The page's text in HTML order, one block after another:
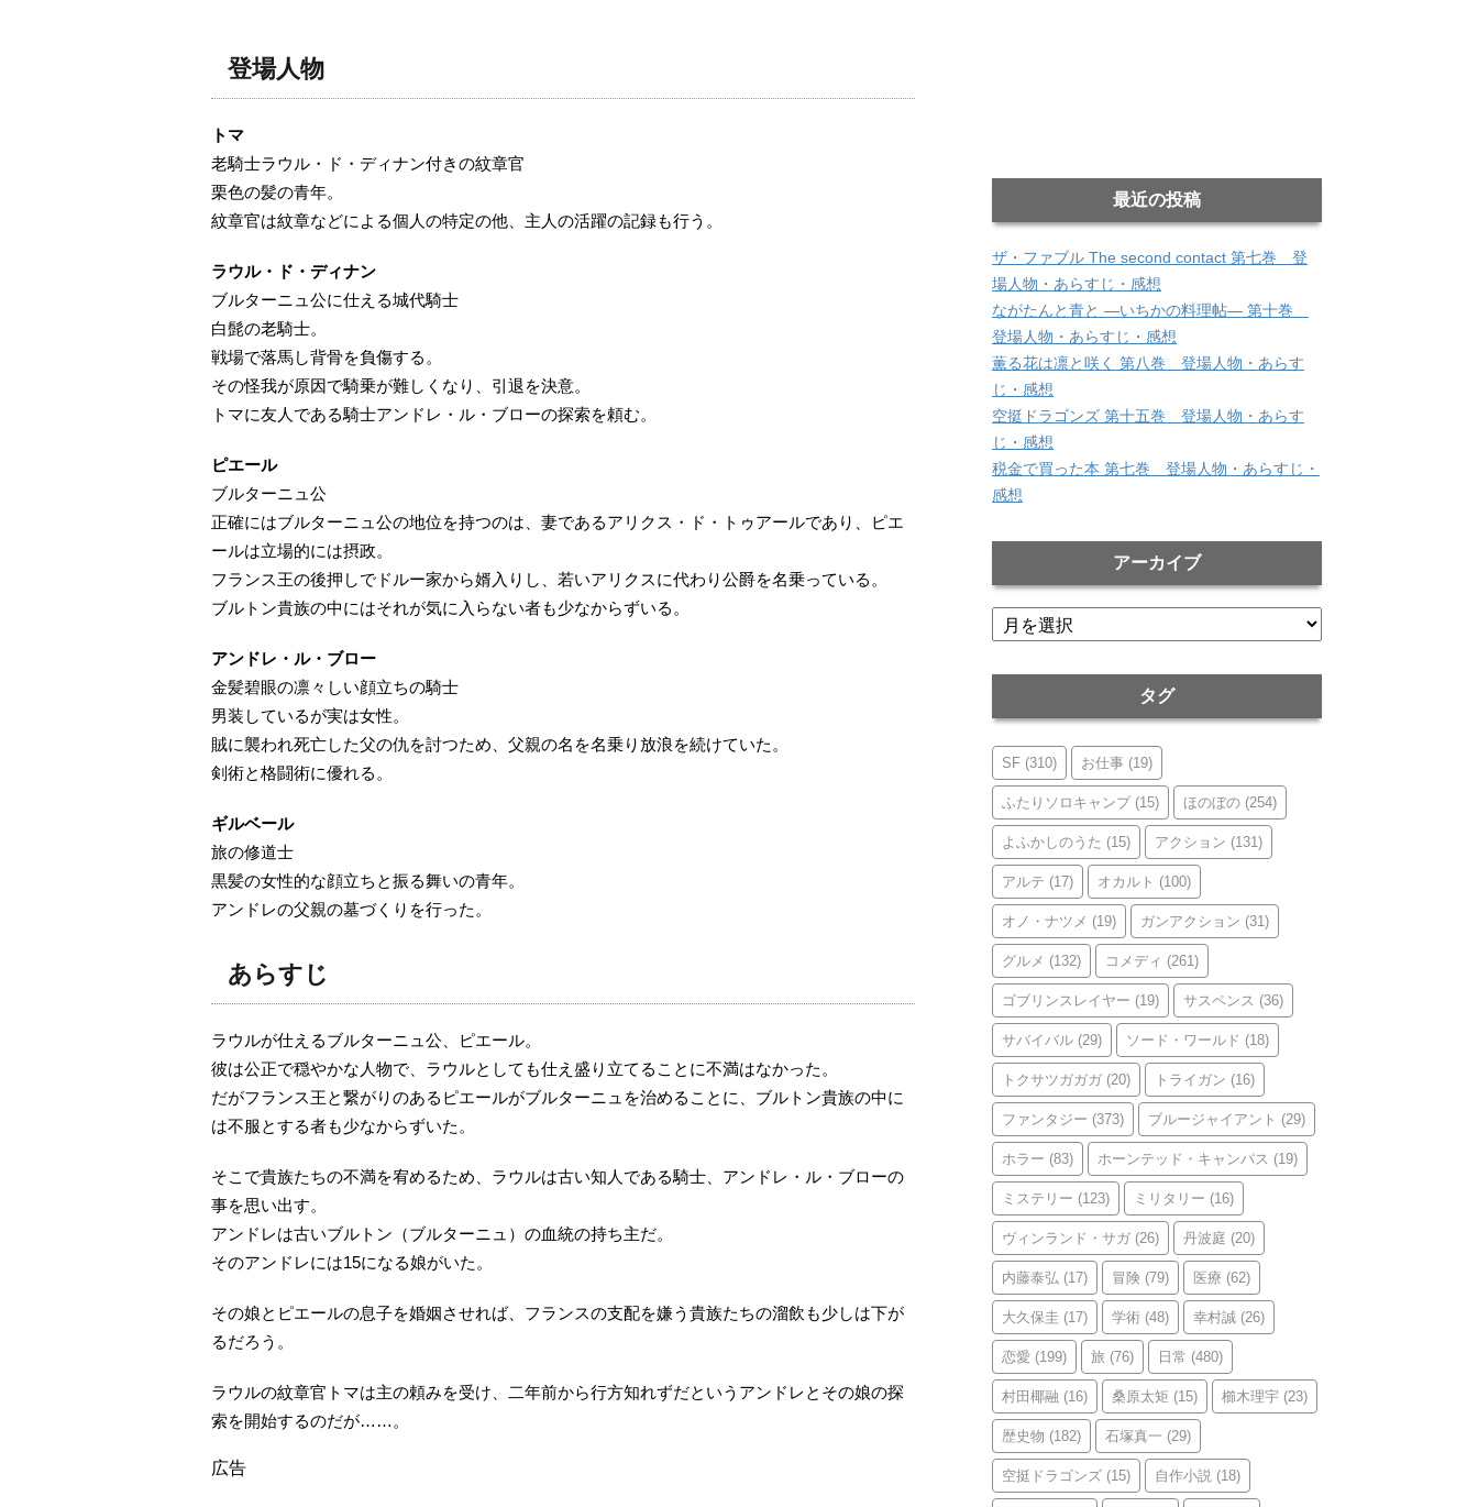
登場人物
トマ
老騎士ラウル・ド・ディナン付きの紋章官
栗色の髪の青年。
紋章官は紋章などによる個人の特定の他、主人の活躍の記録も行う。
ラウル・ド・ディナン
ブルターニュ公に仕える城代騎士
白髭の老騎士。
戦場で落馬し背骨を負傷する。
その怪我が原因で騎乗が難しくなり、引退を決意。
トマに友人である騎士アンドレ・ル・ブローの探索を頼む。
ピエール
ブルターニュ公
正確にはブルターニュ公の地位を持つのは、妻であるアリクス・ド・トゥアールであり、ピエ
ールは立場的には摂政。
フランス王の後押しでドルー家から婿入りし、若いアリクスに代わり公爵を名乗っている。
ブルトン貴族の中にはそれが気に入らない者も少なからずいる。
アンドレ・ル・ブロー
金髪碧眼の凛々しい顔立ちの騎士
男装しているが実は女性。
賊に襲われ死亡した父の仇を討つため、父親の名を名乗り放浪を続けていた。
剣術と格闘術に優れる。
ギルベール
旅の修道士
黒髪の女性的な顔立ちと振る舞いの青年。
アンドレの父親の墓づくりを行った。
あらすじ
ラウルが仕えるブルターニュ公、ピエール。
彼は公正で穏やかな人物で、ラウルとしても仕え盛り立てることに不満はなかった。
だがフランス王と繋がりのあるピエールがブルターニュを治めることに、ブルトン貴族の中に
は不服とする者も少なからずいた。
そこで貴族たちの不満を宥めるため、ラウルは古い知人である騎士、アンドレ・ル・ブローの
事を思い出す。
アンドレは古いブルトン（ブルターニュ）の血統の持ち主だ。
そのアンドレには15になる娘がいた。
その娘とピエールの息子を婚姻させれば、フランスの支配を嫌う貴族たちの溜飲も少しは下が
るだろう。
ラウルの紋章官トマは主の頼みを受け、二年前から行方知れずだというアンドレとその娘の探
索を開始するのだが……。
広告
最近の投稿
ザ・ファブル The second contact 第七巻 登
場人物・あらすじ・感想
ながたんと青と ―いちかの料理帖― 第十巻
登場人物・あらすじ・感想
薫る花は凛と咲く 第八巻 登場人物・あらす
じ・感想
空挺ドラゴンズ 第十五巻 登場人物・あらす
じ・感想
税金で買った本 第七巻 登場人物・あらすじ・
感想
アーカイブ
ア
ー
タグ
SF (310) お仕事 (19)
ふたりソロキャンプ(15) ほのぼの (254)
よふかしのうた (15) アクション (131)
アルテ (17) オカルト (100)
オノ・ナツメ (19) ガンアクション (31)
グルメ (132) コメディ (261)
ゴブリンスレイヤー (19) サスペンス (36)
サバイバル (29) ソード・ワールド (18)
トクサツガガガ (20) トライガン (16)
ファンタジー (373) ブルージャイアント (29)
ホラー (83) ホーンテッド・キャンパス (19)
ミステリー (123) ミリタリー (16)
ヴィンランド・サガ (26) 丹波庭 (20)
内藤泰弘 (17) 冒険 (79) 医療 (62)
大久保圭 (17) 学術 (48) 幸村誠 (26)
恋愛 (199) 旅 (76) 日常 (480)
村田椰融 (16) 桑原太矩 (15) 櫛木理宇 (23)
歴史物 (182) 石塚真一 (29)
空挺ドラゴンズ (15) 自作小説 (18)